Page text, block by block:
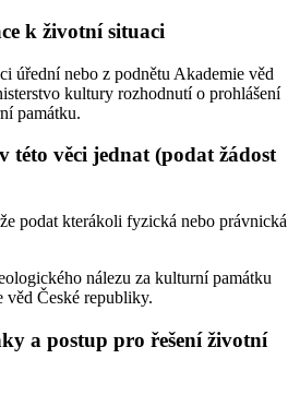
k životní situaci
úřední nebo z podnětu Akademie věd
kultury rozhodnutí o prohlášení
památku.
této věci jednat (podat žádost
podat kterákoli fyzická nebo právnická
nálezu za kulturní památku
věd České republiky.
a postup pro řešení životní